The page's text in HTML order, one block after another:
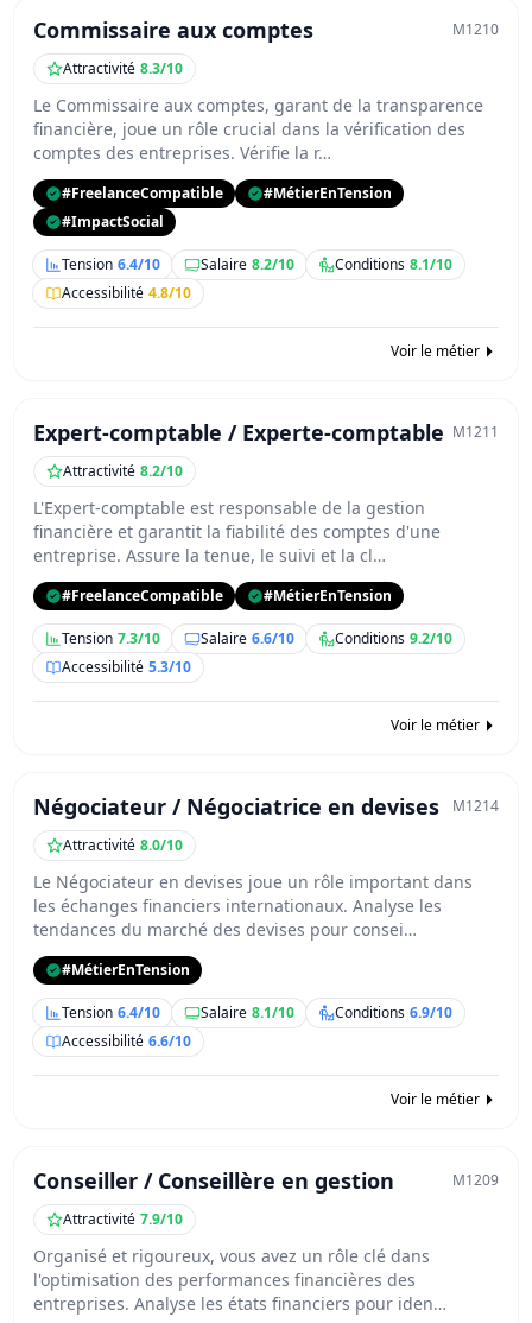
Commissaire aux comptes
M1210
Attractivité 8.3/10
Le Commissaire aux comptes, garant de la transparence
financière, joue un rôle crucial dans la vérification des
comptes des entreprises. Vérifie la r…
#FreelanceCompatible
#MétierEnTension
#ImpactSocial
Tension 6.4/10 Salaire 8.2/10 Conditions 8.1/10
Accessibilité 4.8/10
Voir le métier
Expert-comptable / Experte-comptable M1211
Attractivité 8.2/10
L'Expert-comptable est responsable de la gestion
financière et garantit la fiabilité des comptes d'une
entreprise. Assure la tenue, le suivi et la cl…
#FreelanceCompatible #MétierEnTension
Tension 7.3/10 Salaire 6.6/10 Conditions 9.2/10
Accessibilité 5.3/10
Voir le métier
Négociateur / Négociatrice en devises
M1214
Attractivité 8.0/10
Le Négociateur en devises joue un rôle important dans
les échanges financiers internationaux. Analyse les
tendances du marché des devises pour consei…
#MétierEnTension
Tension 6.4/10 Salaire 8.1/10 Conditions 6.9/10
Accessibilité 6.6/10
Voir le métier
Conseiller / Conseillère en gestion
M1209
Attractivité 7.9/10
Organisé et rigoureux, vous avez un rôle clé dans
l'optimisation des performances financières des
entreprises. Analyse les états financiers pour iden…